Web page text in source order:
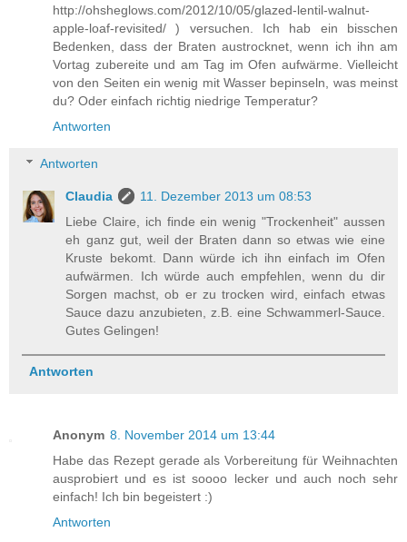
http://ohsheglows.com/2012/10/05/glazed-lentil-walnut-
apple-loaf-revisited/ ) versuchen. Ich hab ein bisschen
Bedenken, dass der Braten austrocknet, wenn ich ihn am
Vortag zubereite und am Tag im Ofen aufwärme. Vielleicht
von den Seiten ein wenig mit Wasser bepinseln, was meinst
du? Oder einfach richtig niedrige Temperatur?
Antworten
Antworten
Claudia
11. Dezember 2013 um 08:53
Liebe Claire, ich finde ein wenig "Trockenheit" aussen
eh ganz gut, weil der Braten dann so etwas wie eine
Kruste bekomt. Dann würde ich ihn einfach im Ofen
aufwärmen. Ich würde auch empfehlen, wenn du dir
Sorgen machst, ob er zu trocken wird, einfach etwas
Sauce dazu anzubieten, z.B. eine Schwammerl-Sauce.
Gutes Gelingen!
Antworten
Anonym 8. November 2014 um 13:44
Habe das Rezept gerade als Vorbereitung für Weihnachten
ausprobiert und es ist soooo lecker und auch noch sehr
einfach! Ich bin begeistert :)
Antworten